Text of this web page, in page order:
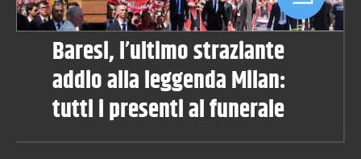
Baresi, l’ultimo straziante
addio alla leggenda Milan:
tutti i presenti al funerale